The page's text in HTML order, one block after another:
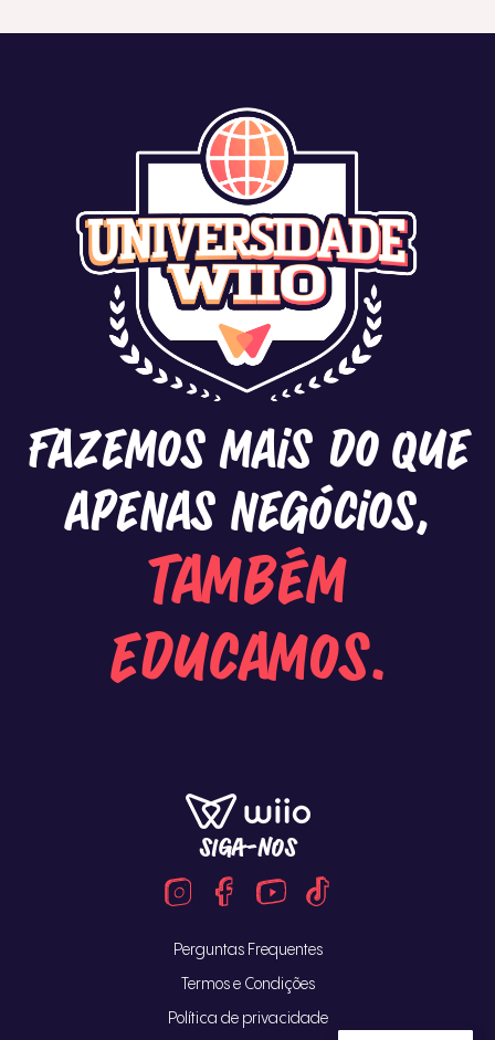
Fazemos mais do que
apenas negócios,
também
educamos.
SIGA-NOS
Perguntas Frequentes
Termos e Condições
Política de privacidade